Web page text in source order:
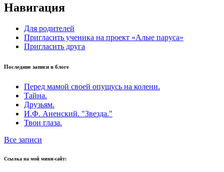
Навигация
Для родителей
Пригласить ученика на проект «Алые паруса»
Пригласить друга
Последние записи в блоге
Перед мамой своей опущусь на колени.
Тайна.
Друзьям.
И.Ф. Аненский. "Звезда."
Твои глаза.
Все записи
Ссылка на мой мини-сайт: